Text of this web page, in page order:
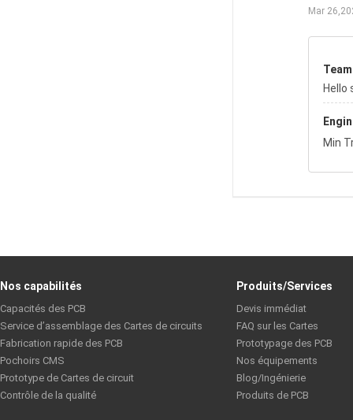
Mar
Team
Hello
Min
Nos capabilités
Capacités des PCB
Service d’assemblage des Cartes de circuits
Fabrication rapide des PCB
Pochoirs CMS
Prototype de Cartes de circuit
Contrôle de la qualité
Produits/Services
Devis immédiat
FAQ sur les Cartes
Prototypage des PCB
Nos équipements
Blog/Ingénierie
Produits de PCB